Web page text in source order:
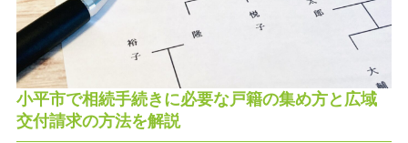
小平市で相続手続きに必要な戸籍の集め方と広域
交付請求の方法を解説